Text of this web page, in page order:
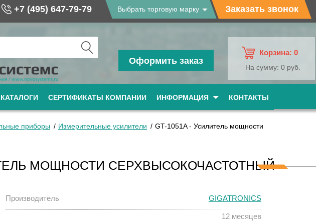
+7 (495) 647-79-79 Выбрать торговую марку Заказать звонок
Оформить заказ
Корзина: 0
На сумму: 0 руб.
СЕРТИФИКАТЫ КОМПАНИИ ИНФОРМАЦИЯ КОНТАКТЫ
приборы Измерительные усилители
GT-1051A - Усилитель мощности
МОЩНОСТИ СЕРХВЫСОКОЧАСТОТНЫЙ
Производитель GIGATRONICS
12 месяцев